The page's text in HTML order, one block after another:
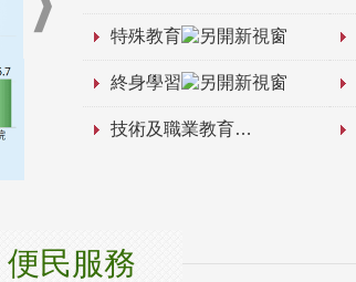
特殊教育
終身學習
技術及職業教育
便民服務